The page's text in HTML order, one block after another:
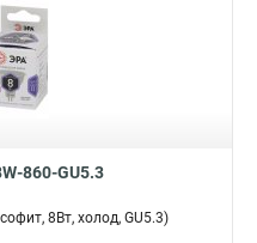
860-GU5.3
8Вт, холод, GU5.3)